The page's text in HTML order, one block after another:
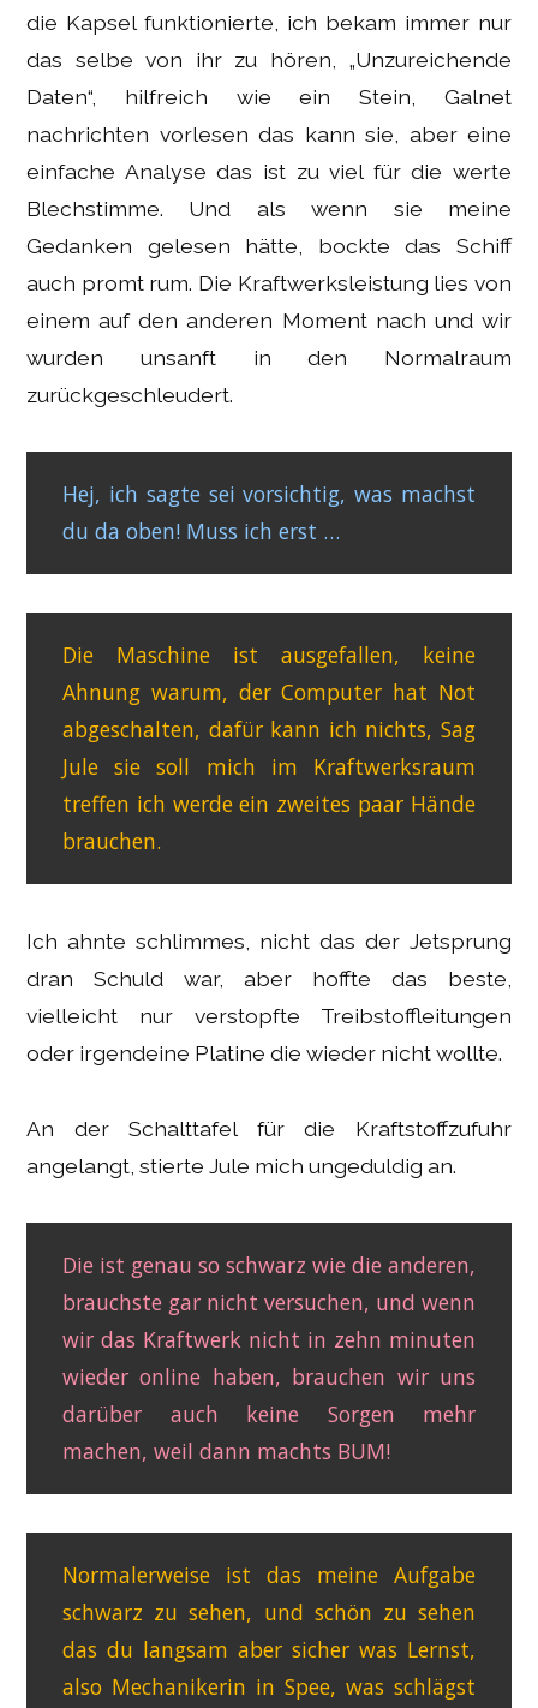
die Kapsel funktionierte, ich bekam immer nur
das selbe von ihr zu hören, „Unzureichende
Daten“, hilfreich wie ein Stein, Galnet
nachrichten vorlesen das kann sie, aber eine
einfache Analyse das ist zu viel für die werte
Blechstimme. Und als wenn sie meine
Gedanken gelesen hätte, bockte das Schiff
auch promt rum. Die Kraftwerksleistung lies von
einem auf den anderen Moment nach und wir
wurden unsanft in den Normalraum
zurückgeschleudert.
Hej, ich sagte sei vorsichtig, was machst
du da oben! Muss ich erst …
Die Maschine ist ausgefallen, keine
Ahnung warum, der Computer hat Not
abgeschalten, dafür kann ich nichts, Sag
Jule sie soll mich im Kraftwerksraum
treffen ich werde ein zweites paar Hände
brauchen.
Ich ahnte schlimmes, nicht das der Jetsprung
dran Schuld war, aber hoffte das beste,
vielleicht nur verstopfte Treibstoffleitungen
oder irgendeine Platine die wieder nicht wollte.
An der Schalttafel für die Kraftstoffzufuhr
angelangt, stierte Jule mich ungeduldig an.
Die ist genau so schwarz wie die anderen,
brauchste gar nicht versuchen, und wenn
wir das Kraftwerk nicht in zehn minuten
wieder online haben, brauchen wir uns
darüber auch keine Sorgen mehr
machen, weil dann machts BUM!
Normalerweise ist das meine Aufgabe
schwarz zu sehen, und schön zu sehen
das du langsam aber sicher was Lernst,
also Mechanikerin in Spee, was schlägst